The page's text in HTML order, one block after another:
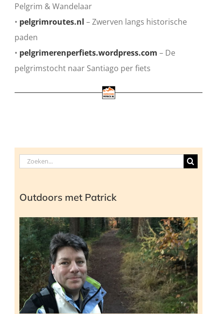
Pelgrim & Wandelaar
• pelgrimroutes.nl – Zwerven langs historische
paden
• pelgrimerenperfiets.wordpress.com – De
pelgrimstocht naar Santiago per fiets
Zoeken
Outdoors met Patrick